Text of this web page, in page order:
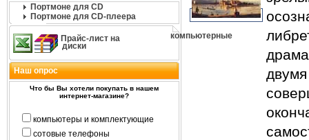
Портмоне для CD
Портмоне для CD-плеера
Прайс-лист на
компьютерные
диски
Наш опрос
Что бы Вы хотели покупать в нашем
интернет-магазине?
компьютеры и комплектующие
сотовые телефоны